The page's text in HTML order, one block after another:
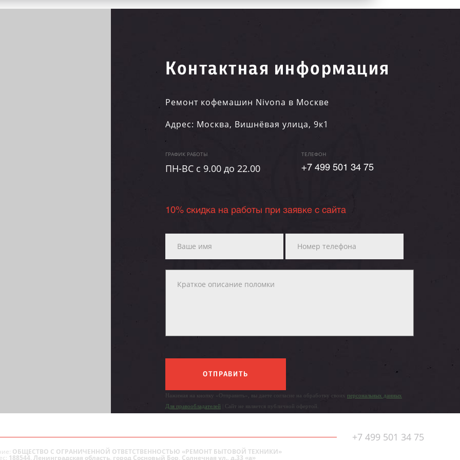
Контактная информация
Ремонт кофемашин Nivona в Москве
Адрес: Москва, Вишнёвая улица, 9к1
ГРАФИК РАБОТЫ
ПН-ВC c 9.00 до 22.00
ТЕЛЕФОН
+7 499 501 34 75
10% скидка на работы при заявке с сайта
ОТПРАВИТЬ
Нажимая на кнопку «Отправить», вы даете согласие на обработку своих персональных данных
Для правообладателей | Сайт не является публичной офертой.
+7 499 501 34 75
ОБЩЕСТВО С ОГРАНИЧЕННОЙ ОТВЕТСТВЕННОСТЬЮ «РЕМОНТ БЫТОВОЙ ТЕХНИКИ»
188544, Ленинградская область, город Сосновый Бор, Солнечная ул., д.33 «а»